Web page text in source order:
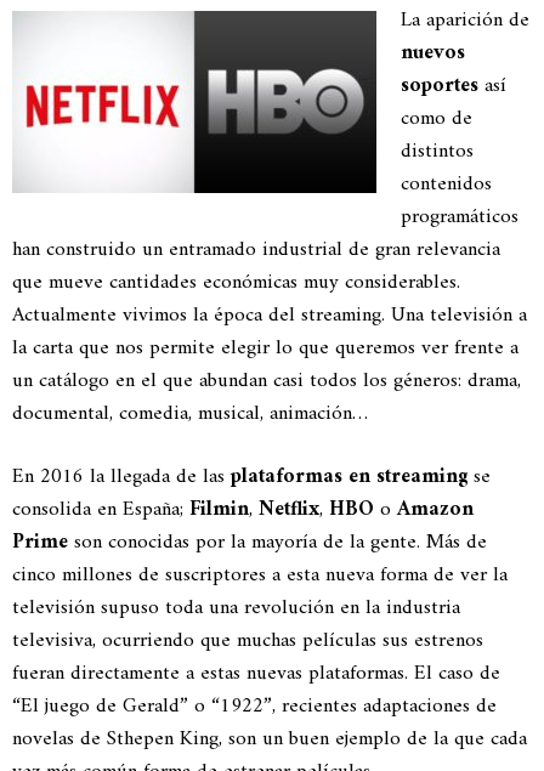
La aparición de
nuevos
soportesasí
como de
distintos
contenidos
programáticos
han construido un entramado industrial de gran relevancia
que mueve cantidades económicas muy considerables.
Actualmente vivimos la época del streaming. Una televisión a
la carta que nos permite elegir lo que queremos ver frente a
un catálogo en el que abundan casi todos los géneros: drama,
documental, comedia, musical, animación…
En 2016 la llegada de lasplataformas en streamingse
consolida en España; Filmin, Netflix, HBO oAmazon
Primeson conocidas por la mayoría de la gente. Más de
cinco millones de suscriptores a esta nueva forma de ver la
televisión supuso toda una revolución en la industria
televisiva, ocurriendo que muchas películas sus estrenos
fueran directamente a estas nuevas plataformas. El caso de
“El juego de Gerald” o “1922”, recientes adaptaciones de
novelas de Sthepen King, son un buen ejemplo de la que cada